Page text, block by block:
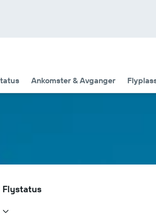
Ankomster & Avganger
Flystatus